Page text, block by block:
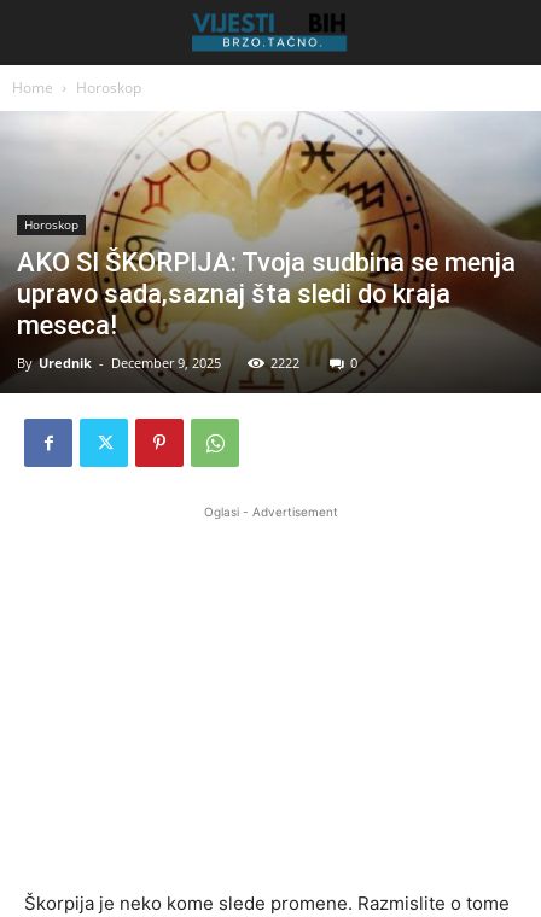
Home Horoskop
Horoskop
AKO SI ŠKORPIJA: Tvoja sudbina se menja
upravo sada,saznaj šta sledi do kraja
meseca!
By Urednik - December 9, 2025 2222 0
Oglasi - Advertisement
Škorpija je neko kome slede promene. Razmislite o tome